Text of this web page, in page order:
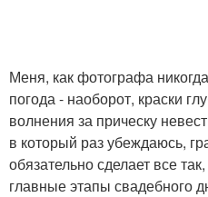
Меня, как фотографа
погода - наоборот, краски
волнения за прическу
в который раз убеждаюсь,
обязательно сделает все
главные этапы свадебного